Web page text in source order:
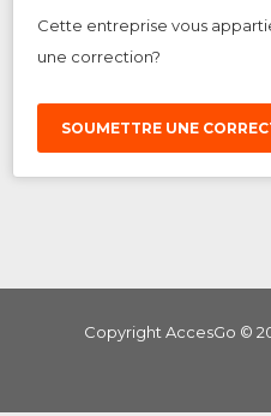
Cette entreprise vous
une correction?
SOUMETTRE UNE
Copyright AccesGo ©